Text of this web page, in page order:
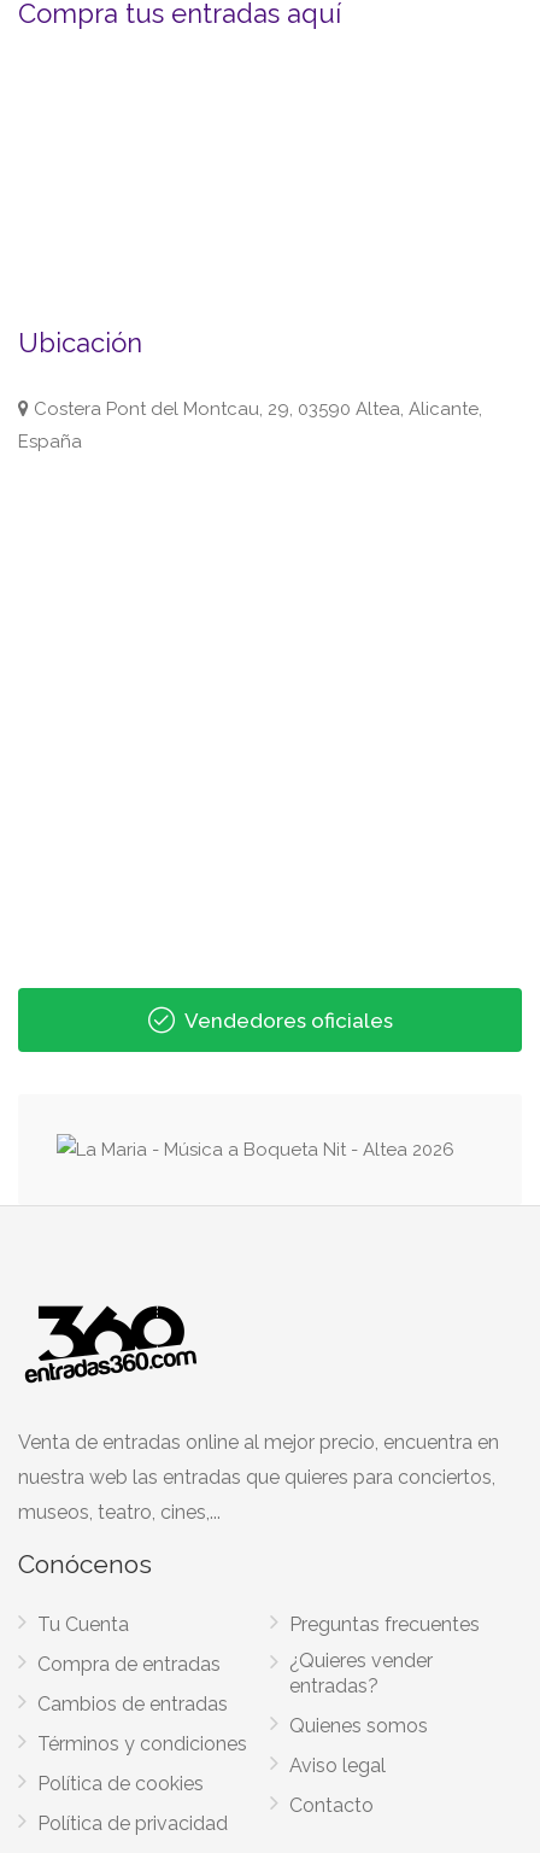
Compra tus entradas aquí
Ubicación
Costera Pont del Montcau, 29, 03590 Altea, Alicante,
España
Vendedores oficiales
Venta de entradas online al mejor precio, encuentra en
nuestra web las entradas que quieres para conciertos,
museos, teatro, cines,...
Conócenos
Tu Cuenta
Compra de entradas
Cambios de entradas
Términos y condiciones
Política de cookies
Política de privacidad
Preguntas frecuentes
¿Quieres vender
entradas?
Quienes somos
Aviso legal
Contacto